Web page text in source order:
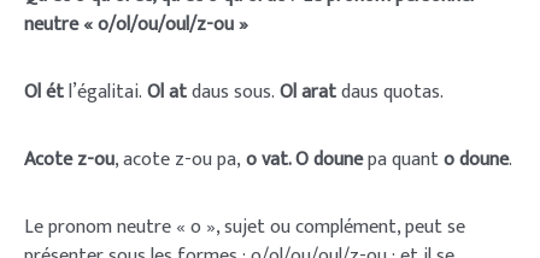
neutre « o/ol/ou/oul/z-ou »
Ol étl’égalitai.Ol atdaus sous.Ol aratdaus quotas.
Acote z-ou, acote z-ou pa,o vat. O dounepa quanto doune.
Le pronom neutre « o », sujet ou complément, peut se